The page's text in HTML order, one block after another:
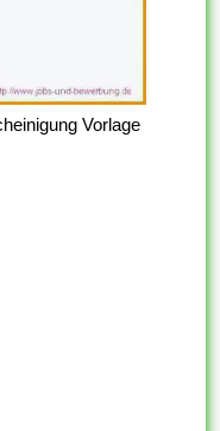
Vorlage